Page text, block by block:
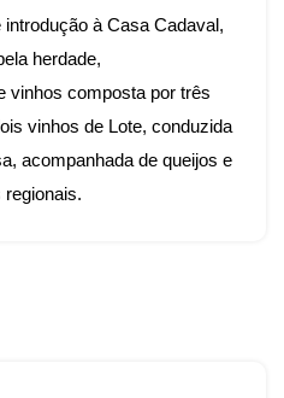
à Casa Cadaval,
herdade,
vinhos composta por três
vinhos de Lote, conduzida
acompanhada de queijos e
regionais.